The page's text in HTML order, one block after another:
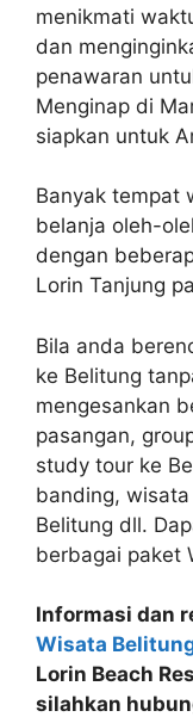
menikmati
dan
penawaran
Menginap di
siapkan untuk
Banyak tempat
belanja oleh-
dengan
Lorin Tanjung
Bila anda
ke Belitung
mengesankan
pasangan,
study tour ke
banding,
Belitung dll.
berbagai paket
Informasi dan
Wisata
Lorin Beach
silahkan